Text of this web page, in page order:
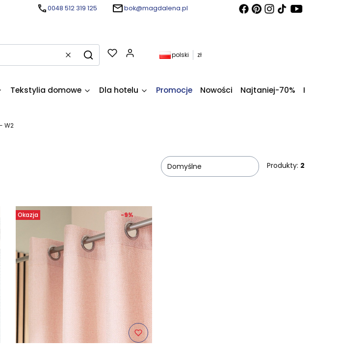
0048 512 319 125 bok@magdalena.pl
WyczyśćSzukaj
Produkty w koszyku: 0. Zobacz szczegóły
polski zł
Tekstylia domowe Dla hotelu Promocje Nowości Najtaniej-70% Kupony
W2
Domyślne Produkty: 2
Okazja -9%